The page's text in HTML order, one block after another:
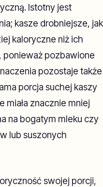
Istotny jest
kasze drobniejsze, jak
kaloryczne niż ich
ponieważ pozbawione
pozostaje także
porcja suchej kaszy
miała znacznie mniej
na bogatym mleku czy
lub suszonych
swojej porcji,